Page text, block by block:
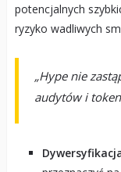
potencjalnych
ryzyko wadliwych
„Hype nie
audytów i